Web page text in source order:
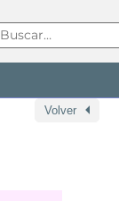
Volver